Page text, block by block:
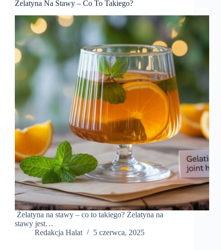
Żelatyna Na Stawy – Co To Takiego?
Żelatyna na stawy – co to takiego? Żelatyna na
stawy jest…
Redakcja Halat
5 czerwca, 2025